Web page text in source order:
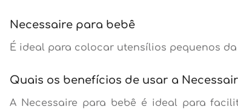
Necessaire para bebê
É ideal para colocar utensílios pequenos
Quais os benefícios de usar a
A Necessaire para bebê é ideal para